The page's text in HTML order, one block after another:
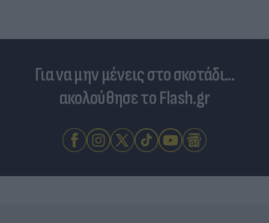
Για να μην μένεις στο σκοτάδι...
ακολούθησε το Flash.gr